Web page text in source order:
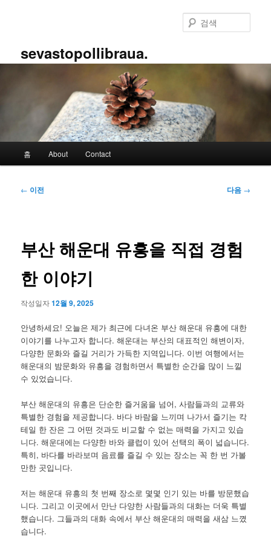
sevastopollibraua.
색
홈 About Contact
글
션
← 이전 다음 →
부산 해운대 유흥을 직접 경험
한 이야기
작성일자12월 9, 2025
안녕하세요! 오늘은 제가 최근에 다녀온 부산 해운대 유흥에 대한
이야기를 나누고자 합니다. 해운대는 부산의 대표적인 해변이자,
다양한 문화와 즐길 거리가 가득한 지역입니다. 이번 여행에서는
해운대의 밤문화와 유흥을 경험하면서 특별한 순간을 많이 느낄
수 있었습니다.
부산 해운대의 유흥은 단순한 즐거움을 넘어, 사람들과의 교류와
특별한 경험을 제공합니다. 바다 바람을 느끼며 나가서 즐기는 칵
테일 한 잔은 그 어떤 것과도 비교할 수 없는 매력을 가지고 있습
니다. 해운대에는 다양한 바와 클럽이 있어 선택의 폭이 넓습니다.
특히, 바다를 바라보며 음료를 즐길 수 있는 장소는 꼭 한 번 가볼
만한 곳입니다.
저는 해운대 유흥의 첫 번째 장소로 몇몇 인기 있는 바를 방문했습
니다. 그리고 이곳에서 만난 다양한 사람들과의 대화는 더욱 특별
했습니다. 그들과의 대화 속에서 부산 해운대의 매력을 새삼 느꼈
습니다.